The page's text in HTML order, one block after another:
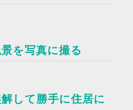
を写真に撮る
して勝手に住居に